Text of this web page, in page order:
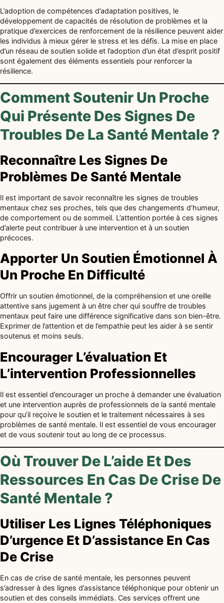
L’adoption de compétences d’adaptation positives, le
développement de capacités de résolution de problèmes et la
pratique d’exercices de renforcement de la résilience peuvent aider
les individus à mieux gérer le stress et les défis. La mise en place
d’un réseau de soutien solide et l’adoption d’un état d’esprit positif
sont également des éléments essentiels pour renforcer la
résilience.
Comment Soutenir Un Proche
Qui Présente Des Signes De
Troubles De La Santé Mentale ?
Reconnaître Les Signes De
Problèmes De Santé Mentale
Il est important de savoir reconnaître les signes de troubles
mentaux chez ses proches, tels que des changements d’humeur,
de comportement ou de sommeil. L’attention portée à ces signes
d’alerte peut contribuer à une intervention et à un soutien
précoces.
Apporter Un Soutien Émotionnel À
Un Proche En Difficulté
Offrir un soutien émotionnel, de la compréhension et une oreille
attentive sans jugement à un être cher qui souffre de troubles
mentaux peut faire une différence significative dans son bien-être.
Exprimer de l’attention et de l’empathie peut les aider à se sentir
soutenus et moins seuls.
Encourager L’évaluation Et
L’intervention Professionnelles
Il est essentiel d’encourager un proche à demander une évaluation
et une intervention auprès de professionnels de la santé mentale
pour qu’il reçoive le soutien et le traitement nécessaires à ses
problèmes de santé mentale. Il est essentiel de vous encourager
et de vous soutenir tout au long de ce processus.
Où Trouver De L’aide Et Des
Ressources En Cas De Crise De
Santé Mentale ?
Utiliser Les Lignes Téléphoniques
D’urgence Et D’assistance En Cas
De Crise
En cas de crise de santé mentale, les personnes peuvent
s’adresser à des lignes d’assistance téléphonique pour obtenir un
soutien et des conseils immédiats. Ces services offrent une